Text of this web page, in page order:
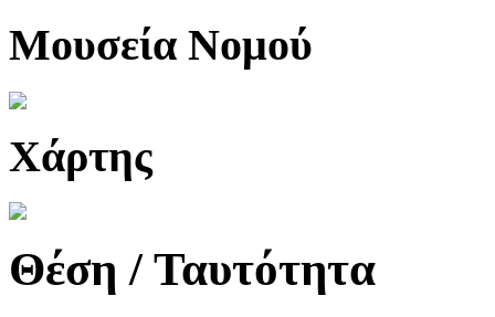
Μουσεία Νομού
Χάρτης
Θέση / Ταυτότητα